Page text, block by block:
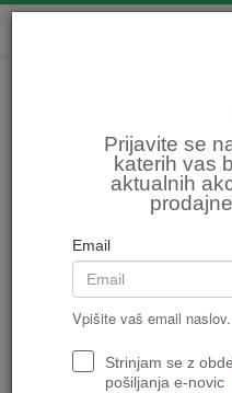
Prijavite se
katerih vas
aktualnih
Email
Vpišite vaš email naslov.
Strinjam se z
pošiljanja e-novic